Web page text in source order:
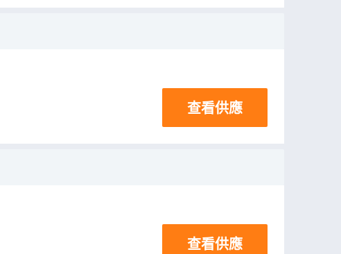
查看供應
查看供應